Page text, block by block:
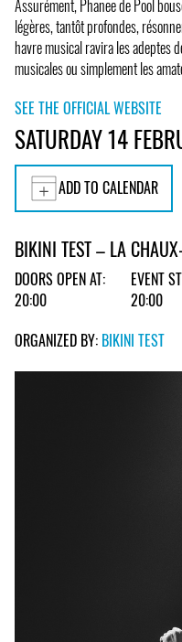
Assurément, Phanee de Pool
légères, tantôt profondes,
havre musical ravira les adeptes
musicales ou simplement les
SEE THE OFFICIAL WEBSITE
SATURDAY 14
ADD TO CALENDAR
BIKINI TEST – LA
DOORS OPEN AT:
20:00
EVENT
20:00
ORGANIZED BY: BIKINI TEST